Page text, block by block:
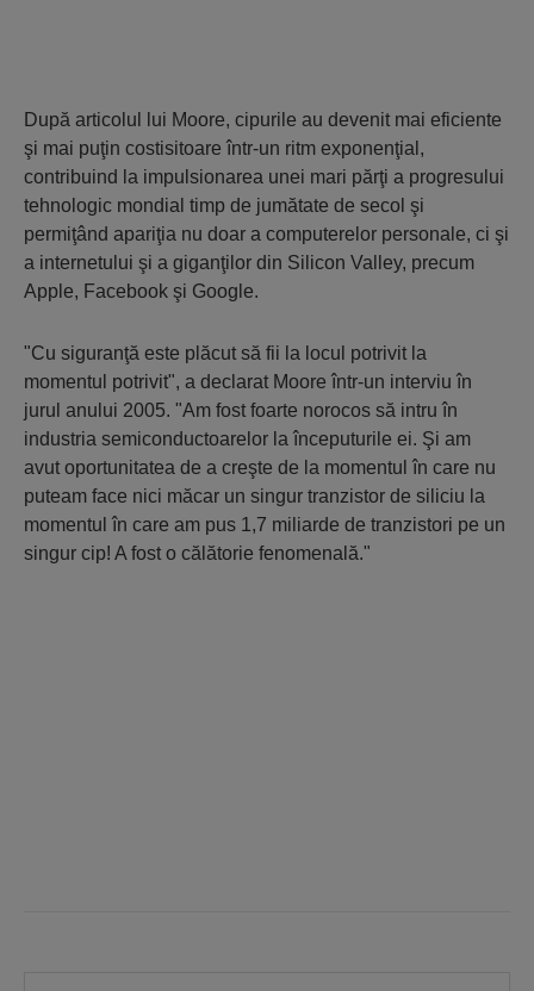
După articolul lui Moore, cipurile au devenit mai eficiente
şi mai puţin costisitoare într-un ritm exponenţial,
contribuind la impulsionarea unei mari părţi a progresului
tehnologic mondial timp de jumătate de secol şi
permiţând apariţia nu doar a computerelor personale, ci şi
a internetului şi a giganţilor din Silicon Valley, precum
Apple, Facebook şi Google.
"Cu siguranţă este plăcut să fii la locul potrivit la
momentul potrivit", a declarat Moore într-un interviu în
jurul anului 2005. "Am fost foarte norocos să intru în
industria semiconductoarelor la începuturile ei. Şi am
avut oportunitatea de a creşte de la momentul în care nu
puteam face nici măcar un singur tranzistor de siliciu la
momentul în care am pus 1,7 miliarde de tranzistori pe un
singur cip! A fost o călătorie fenomenală."